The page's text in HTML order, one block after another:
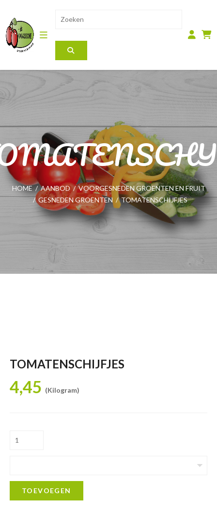
HOME / AANBOD / VOORGESNEDEN GROENTEN EN FRUIT
/ GESNEDEN GROENTEN / TOMATENSCHIJFJES
TOMATENSCHIJFJES
4,45 (Kilogram)
TOEVOEGEN